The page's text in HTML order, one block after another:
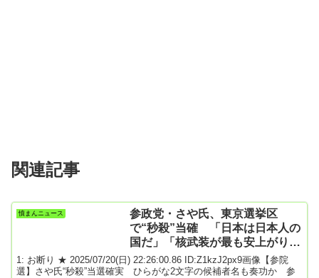
関連記事
憤まんニュース
参政党・さや氏、東京選挙区
で“秒殺”当確 「日本は日本人の
国だ」「核武装が最も安上がり、
最も安全を強化」
1: お断り ★ 2025/07/20(日) 22:26:00.86 ID:Z1kzJ2px9画像【参院
選】さや氏“秒殺”当選確実 ひらがな2文字の候補者名も奏功か 参